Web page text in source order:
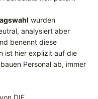
wurden
analysiert aber
benennt diese
ist hier explizit auf die
Personal ab, immer
DIE